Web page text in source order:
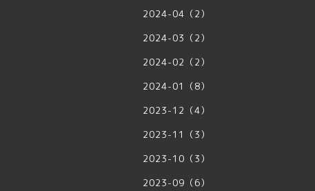
2024-04（2）
2024-03（2）
2024-02（2）
2024-01（8）
2023-12（4）
2023-11（3）
2023-10（3）
2023-09（6）